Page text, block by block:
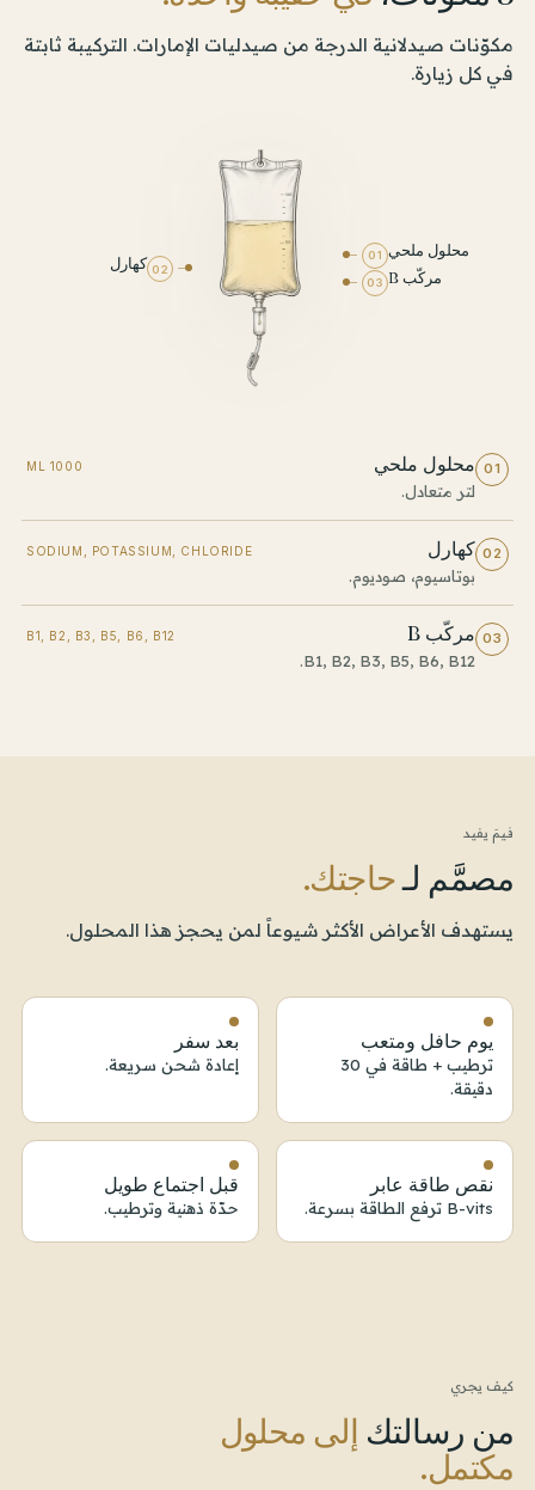
مكوّنات صيدلانية الدرجة من صيدليات الإمارات. التركيبة ثابتة
في كل زيارة.
01 محلول ملحي
03 مركّب B 02 كهارل
01 محلول ملحي 1000 ML
لتر متعادل.
02 كهارل SODIUM, POTASSIUM, CHLORIDE
بوتاسيوم، صوديوم.
03 مركّب B B1, B2, B3, B5, B6, B12
B1, B2, B3, B5, B6, B12.
فيمَ يفيد
مصمَّم لـحاجتك.
يستهدف الأعراض الأكثر شيوعاً لمن يحجز هذا المحلول.
يوم حافل ومتعب
ترطيب + طاقة في 30
دقيقة.
بعد سفر
إعادة شحن سريعة.
نقص طاقة عابر
B-vits ترفع الطاقة بسرعة.
قبل اجتماع طويل
حدّة ذهنية وترطيب.
كيف يجري
من رسالتك إلى محلول
مكتمل.